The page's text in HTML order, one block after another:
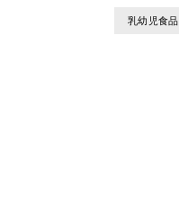
乳幼児食品